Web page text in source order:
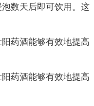
数天后即可饮用。这
药酒能够有效地提高
药酒能够有效地提高